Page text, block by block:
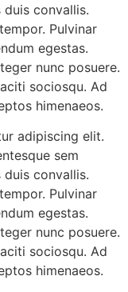
convallis.
Pulvinar
egestas.
nunc posuere.
sociosqu. Ad
himenaeos.
adipiscing elit.
sem
convallis.
Pulvinar
egestas.
nunc posuere.
sociosqu. Ad
himenaeos.